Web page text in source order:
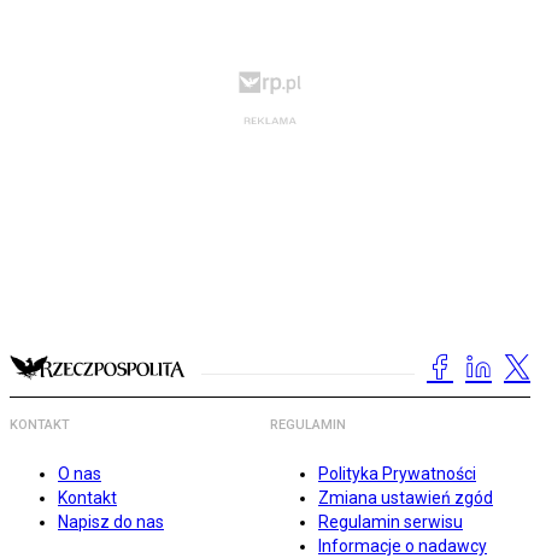
KONTAKT
O nas
Kontakt
Napisz do nas
REGULAMIN
Polityka Prywatności
Zmiana ustawień zgód
Regulamin serwisu
Informacje o nadawcy